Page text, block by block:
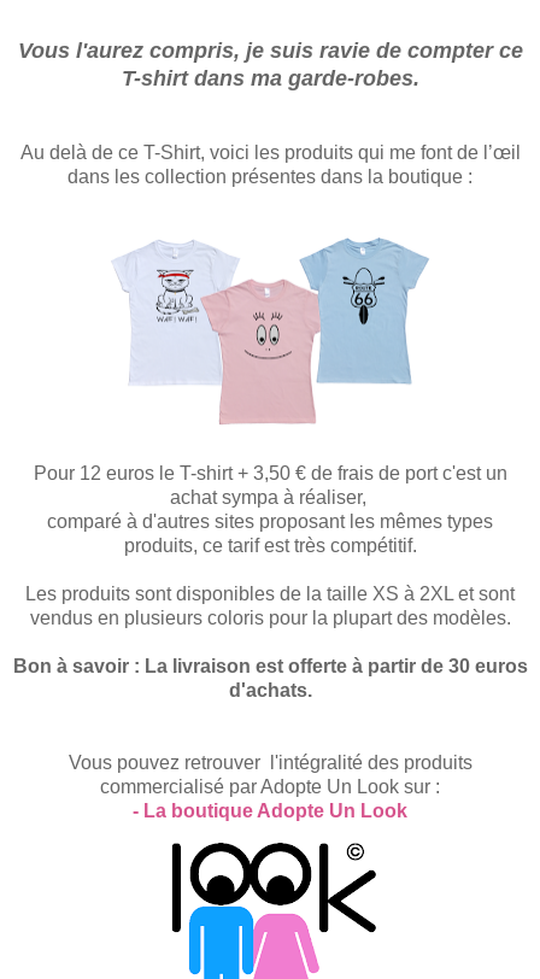
Vous l'aurez compris, je suis ravie de compter ce
T-shirt dans ma garde-robes.
Au delà de ce T-Shirt, voici les produits qui me font de l’œil
dans les collection présentes dans la boutique :
Pour 12 euros le T-shirt + 3,50 € de frais de port c'est un
achat sympa à réaliser,
comparé à d'autres sites proposant les mêmes types
produits, ce tarif est très compétitif.
Les produits sont disponibles de la taille XS à 2XL et sont
vendus en plusieurs coloris pour la plupart des modèles.
Bon à savoir : La livraison est offerte à partir de 30 euros
d'achats.
Vous pouvez retrouver l'intégralité des produits
commercialisé par Adopte Un Look sur :
- La boutique Adopte Un Look